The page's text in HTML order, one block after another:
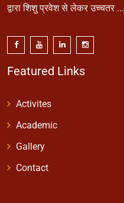
द्वारा शिशु प्रवेश से लेकर उच्चतर ...
Featured Links
Activites
Academic
Gallery
Contact